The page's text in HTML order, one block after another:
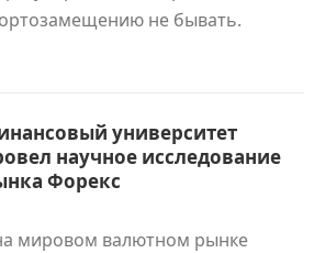
не бывать.
университет
научное исследование
Форекс
мировом валютном рынке